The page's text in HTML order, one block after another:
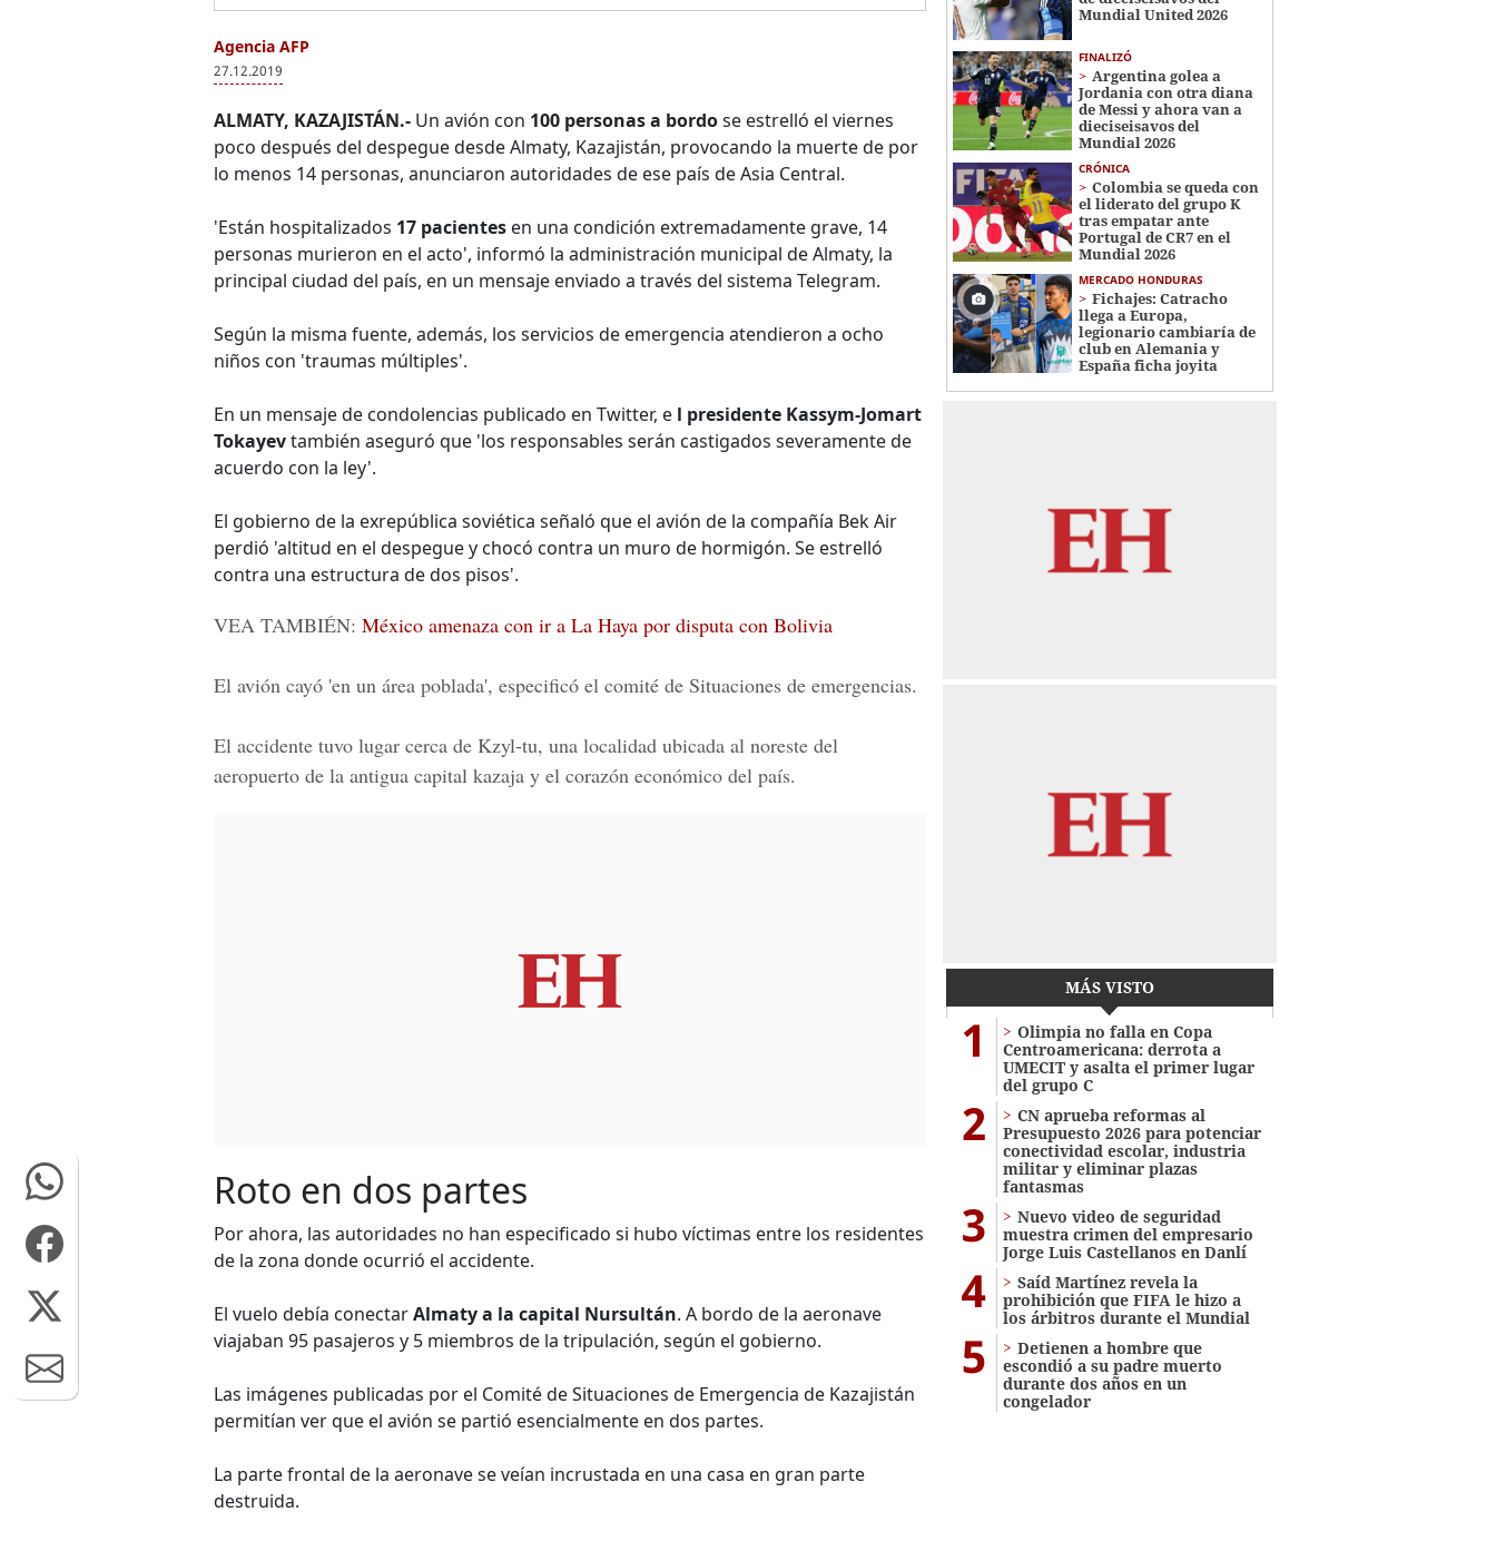
Agencia AFP
27.12.2019
ALMATY, KAZAJISTÁN.- Un avión con 100 personas a bordose estrelló el viernes
poco después del despegue desde Almaty, Kazajistán, provocando la muerte de por
lo menos 14 personas, anunciaron autoridades de ese país de Asia Central.
'Están hospitalizados 17 pacientes en una condición extremadamente grave, 14
personas murieron en el acto', informó la administración municipal de Almaty, la
principal ciudad del país, en un mensaje enviado a través del sistema Telegram.
Según la misma fuente, además, los servicios de emergencia atendieron a ocho
niños con 'traumas múltiples'.
En un mensaje de condolencias publicado en Twitter, e l presidente Kassym-Jomart
Tokayevtambién aseguró que 'los responsables serán castigados severamente de
acuerdo con la ley'.
El gobierno de la exrepública soviética señaló que el avión de la compañía Bek Air
perdió 'altitud en el despegue y chocó contra un muro de hormigón. Se estrelló
contra una estructura de dos pisos'.
VEA TAMBIÉN: México amenaza con ir a La Haya por disputa con Bolivia
El avión cayó 'en un área poblada', especificó el comité de Situaciones de emergencias.
El accidente tuvo lugar cerca de Kzyl-tu, una localidad ubicada al noreste del
aeropuerto de la antigua capital kazaja y el corazón económico del país.
Roto en dos partes
Por ahora, las autoridades no han especificado si hubo víctimas entre los residentes
de la zona donde ocurrió el accidente.
El vuelo debía conectarAlmaty a la capital Nursultán. A bordo de la aeronave
viajaban 95 pasajeros y 5 miembros de la tripulación, según el gobierno.
Las imágenes publicadas por el Comité de Situaciones de Emergencia de Kazajistán
permitían ver que el avión se partió esencialmente en dos partes.
La parte frontal de la aeronave se veían incrustada en una casa en gran parte
destruida.
Mundial United 2026
FINALIZÓ
Argentina golea a
Jordania con otra diana
de Messi y ahora van a
dieciseisavos del
Mundial 2026
CRÓNICA
Colombia se queda con
el liderato del grupo K
tras empatar ante
Portugal de CR7 en el
Mundial 2026
MERCADO HONDURAS
Fichajes: Catracho
llega a Europa,
legionario cambiaría de
club en Alemania y
España ficha joyita
MÁS VISTO
1
Olimpia no falla en Copa
Centroamericana: derrota a
UMECIT y asalta el primer lugar
del grupo C
2
CN aprueba reformas al
Presupuesto 2026 para potenciar
conectividad escolar, industria
militar y eliminar plazas
fantasmas
3
Nuevo video de seguridad
muestra crimen del empresario
Jorge Luis Castellanos en Danlí
4
Saíd Martínez revela la
prohibición que FIFA le hizo a
los árbitros durante el Mundial
5
Detienen a hombre que
escondió a su padre muerto
durante dos años en un
congelador